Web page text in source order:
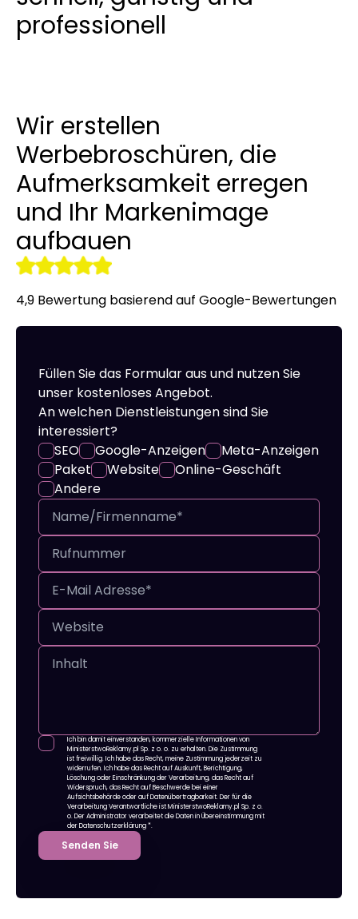
Optymalizacja SEO
Remarketing
professionell
Wir erstellen
Werbebroschüren, die
Aufmerksamkeit erregen
und Ihr Markenimage
aufbauen
4,9 Bewertung basierend auf Google-Bewertungen
Füllen Sie das Formular aus und nutzen Sie
unser kostenloses Angebot.
An welchen Dienstleistungen sind Sie
interessiert?
SEO
Google-Anzeigen
Meta-Anzeigen
Paket
Website
Online-Geschäft
Andere
Ich bin damit einverstanden, kommerzielle Informationen von
MinisterstwoReklamy.pl Sp. z o. o. zu erhalten. Die Zustimmung
ist freiwillig. Ich habe das Recht, meine Zustimmung jederzeit zu
widerrufen. Ich habe das Recht auf Auskunft, Berichtigung,
Löschung oder Einschränkung der Verarbeitung, das Recht auf
Widerspruch, das Recht auf Beschwerde bei einer
Aufsichtsbehörde oder auf Datenübertragbarkeit. Der für die
Verarbeitung Verantwortliche ist MinisterstwoReklamy.pl Sp. z o.
o. Der Administrator verarbeitet die Daten in Übereinstimmung mit
der Datenschutzerklärung*.
Senden Sie